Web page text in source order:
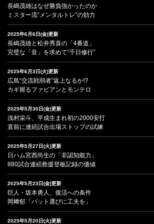
長嶋茂雄はなぜ勝負強かったのか
ミスター流“メンタルトレ”の効力
2025年6月6日(金)更新
長嶋茂雄と松井秀喜の「4番道」
完璧な「音」を求めて“千日修行”
2025年6月3日(火)更新
広島“交流戦弱者”返上なるか!?
カギ握るファビアンとモンテロ
2025年5月30日(金)更新
浅村栄斗、平成生まれ初の2000安打
直前に連続試合出場ストップの試練
2025年5月27日(火)更新
日ハム宮西尚生の「非認知能力」
880試合連続救援登板記録の価値
2025年5月23日(金)更新
巨人・坂本勇人、復活への条件
岡﨑郁「バット選びに工夫を」
2025年5月20日(火)更新